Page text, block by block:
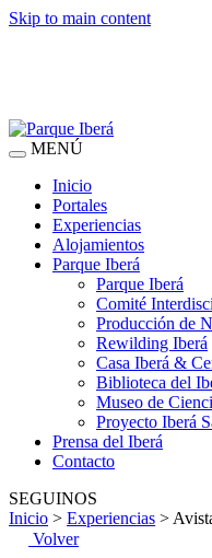
Skip to main content
MENÚ
Inicio
Portales
Experiencias
Alojamientos
Parque Iberá
Parque Iberá
Comité
Producción de
Rewilding Iberá
Casa Iberá &
Biblioteca del
Museo de
Proyecto Iberá
Prensa del Iberá
Contacto
SEGUINOS
Inicio > Experiencias >
Volver